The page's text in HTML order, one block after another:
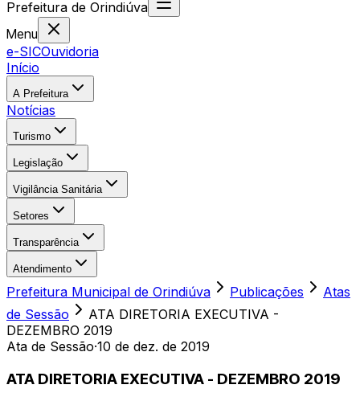
Prefeitura de Orindiúva
Menu
e-SICOuvidoria
Início
A Prefeitura
Notícias
Turismo
Legislação
Vigilância Sanitária
Setores
Transparência
Atendimento
Prefeitura Municipal de Orindiúva Publicações
Atas
de Sessão
ATA DIRETORIA EXECUTIVA -
DEZEMBRO 2019
Ata de Sessão·10 de dez. de 2019
ATA DIRETORIA EXECUTIVA - DEZEMBRO 2019